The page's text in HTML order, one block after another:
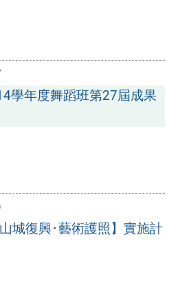
學年度舞蹈班第27屆成果
城復興･藝術護照】實施計